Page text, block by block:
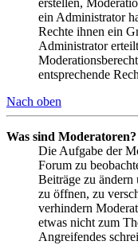
erstellen,
ein Administrator
Rechte ihnen ein
Administrator
entsprechende
Nach oben
Was sind Moderatoren?
Die Aufgabe der
Forum zu
Beiträge zu ändern
zu öffnen, zu
verhindern
etwas nicht zum
Angreifendes